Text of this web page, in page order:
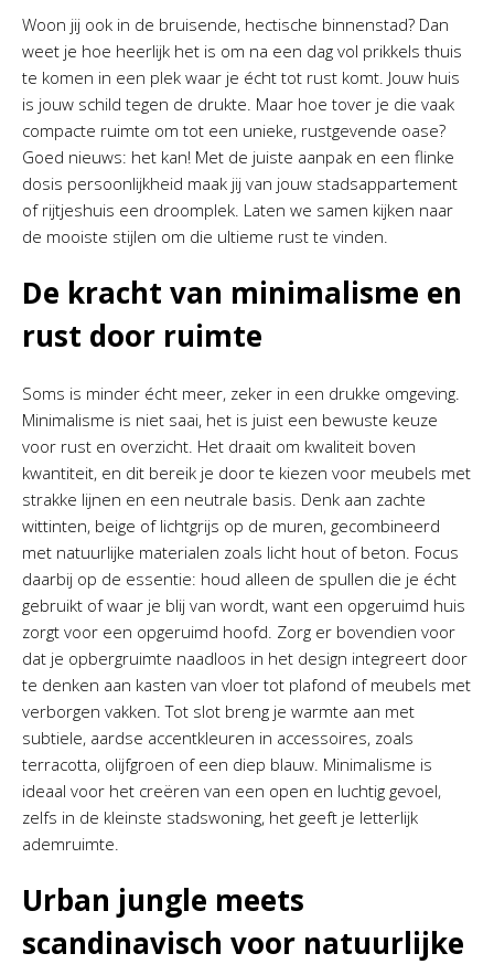
Woon jij ook in de bruisende, hectische binnenstad? Dan
weet je hoe heerlijk het is om na een dag vol prikkels thuis
te komen in een plek waar je écht tot rust komt. Jouw huis
is jouw schild tegen de drukte. Maar hoe tover je die vaak
compacte ruimte om tot een unieke, rustgevende oase?
Goed nieuws: het kan! Met de juiste aanpak en een flinke
dosis persoonlijkheid maak jij van jouw stadsappartement
of rijtjeshuis een droomplek. Laten we samen kijken naar
de mooiste stijlen om die ultieme rust te vinden.
De kracht van minimalisme en
rust door ruimte
Soms is minder écht meer, zeker in een drukke omgeving.
Minimalisme is niet saai, het is juist een bewuste keuze
voor rust en overzicht. Het draait om kwaliteit boven
kwantiteit, en dit bereik je door te kiezen voor meubels met
strakke lijnen en een neutrale basis. Denk aan zachte
wittinten, beige of lichtgrijs op de muren, gecombineerd
met natuurlijke materialen zoals licht hout of beton. Focus
daarbij op de essentie: houd alleen de spullen die je écht
gebruikt of waar je blij van wordt, want een opgeruimd huis
zorgt voor een opgeruimd hoofd. Zorg er bovendien voor
dat je opbergruimte naadloos in het design integreert door
te denken aan kasten van vloer tot plafond of meubels met
verborgen vakken. Tot slot breng je warmte aan met
subtiele, aardse accentkleuren in accessoires, zoals
terracotta, olijfgroen of een diep blauw. Minimalisme is
ideaal voor het creëren van een open en luchtig gevoel,
zelfs in de kleinste stadswoning, het geeft je letterlijk
ademruimte.
Urban jungle meets
scandinavisch voor natuurlijke